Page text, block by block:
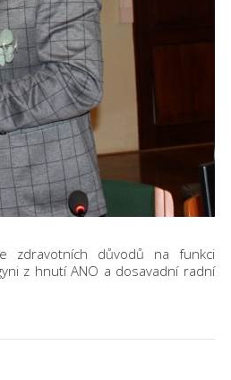
zdravotních důvodů na funkci
z hnutí ANO a dosavadní radní